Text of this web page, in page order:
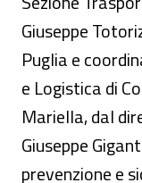
Giuseppe
Puglia e
e Logistica di
Mariella, dal
Giuseppe
prevenzione e